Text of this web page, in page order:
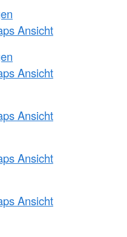
Ansicht
Ansicht
Ansicht
Ansicht
Ansicht